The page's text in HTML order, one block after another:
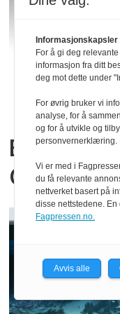
Claude
For å gi deg
informasjon fra ditt
deg mot dette under
For øvrig bruker vi
analyse, for å
og for å utvikle og
personvernerklæring.
Vi er med i
du få relevante
nettverket basert på
disse nettstedene.
Fagpressen.no.
Avvis alle